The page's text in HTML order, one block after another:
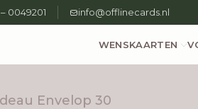
0049201 info@offlinecards.nl
WENSKAARTEN
Envelop 30